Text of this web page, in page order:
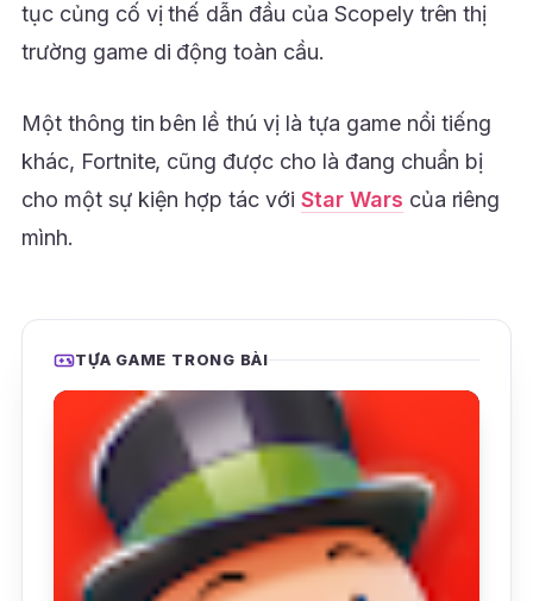
tục củng cố vị thế dẫn đầu của Scopely trên thị
trường game di động toàn cầu.
Một thông tin bên lề thú vị là tựa game nổi tiếng
khác, Fortnite, cũng được cho là đang chuẩn bị
cho một sự kiện hợp tác với Star Wars của riêng
mình.
TỰA GAME TRONG BÀI